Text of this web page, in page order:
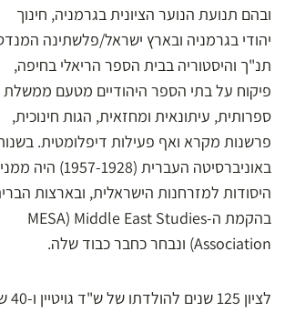
ובהם תנועת הנוער הציונית בגרמניה, חינוך
יהודי בגרמניה ובארץ ישראל/פלשתינה
תנ"ך והיסטוריה בבית הספר הריאלי בחיפה,
פיקוח על בתי הספר היהודיים מטעם
ספרותית, עיתונאית ומחזאית, הגות חינוכית,
פרשנות מקרא ואף פעילות דיפלומטית.
באוניברסיטה העברית (1957-1928) היה ממניחי
היסודות למזרחנות הישראלית, ובארצות
בהקמת ה-MESA) Middle East Studies
Association) ונבחר כחבר כבוד שלה.